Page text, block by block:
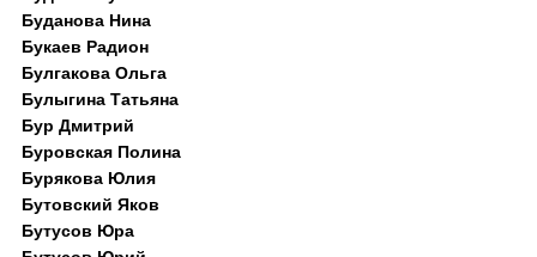
Буданова Нина
Букаев Радион
Булгакова Ольга
Булыгина Татьяна
Бур Дмитрий
Буровская Полина
Бурякова Юлия
Бутовский Яков
Бутусов Юра